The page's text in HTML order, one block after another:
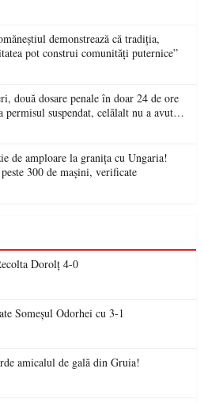
demonstrează că tradiția,
pot construi comunități puternice”
două dosare penale în doar 24 de ore
permisul suspendat, celălalt nu a avut
de amploare la granița cu Ungaria!
300 de mașini, verificate
Dorolț 4-0
Someșul Odorhei cu 3-1
amicalul de gală din Gruia!